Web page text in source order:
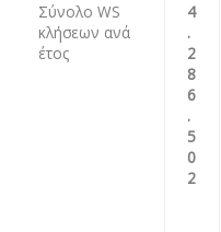
Σύνολο WS
κλήσεων ανά
έτος
4
.
2
8
6
.
5
0
2